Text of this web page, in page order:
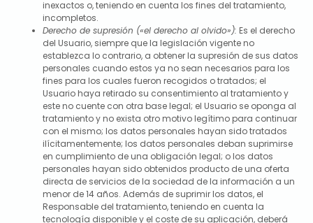
inexactos o, teniendo en cuenta los fines del tratamiento,
incompletos.
Derecho de supresión («el derecho al olvido»): Es el derecho
del Usuario, siempre que la legislación vigente no
establezca lo contrario, a obtener la supresión de sus datos
personales cuando estos ya no sean necesarios para los
fines para los cuales fueron recogidos o tratados; el
Usuario haya retirado su consentimiento al tratamiento y
este no cuente con otra base legal; el Usuario se oponga al
tratamiento y no exista otro motivo legítimo para continuar
con el mismo; los datos personales hayan sido tratados
ilícitamentemente; los datos personales deban suprimirse
en cumplimiento de una obligación legal; o los datos
personales hayan sido obtenidos producto de una oferta
directa de servicios de la sociedad de la información a un
menor de 14 años. Además de suprimir los datos, el
Responsable del tratamiento, teniendo en cuenta la
tecnología disponible y el coste de su aplicación, deberá